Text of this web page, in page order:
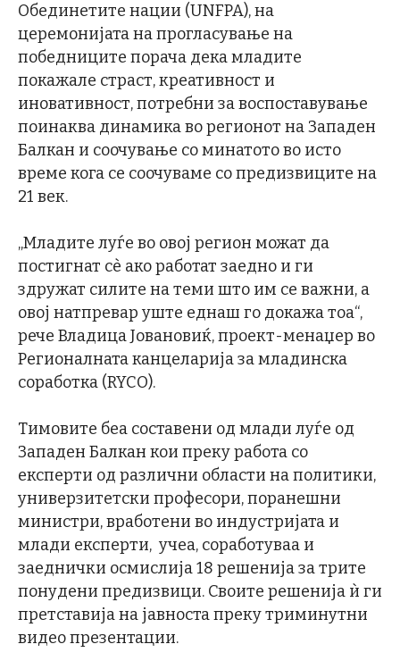
Обединетите нации (UNFPA), на
церемонијата на прогласување на
победниците порача дека младите
покажале страст, креативност и
иновативност, потребни за воспоставување
поинаква динамика во регионот на Западен
Балкан и соочување со минатото во исто
време кога се соочуваме со предизвиците на
21 век.
„Младите луѓе во овој регион можат да
постигнат сè ако работат заедно и ги
здружат силите на теми што им се важни, а
овој натпревар уште еднаш го докажа тоа“,
рече Владица Јовановиќ, проект-менаџер во
Регионалната канцеларија за младинска
соработка (RYCO).
Тимовите беа составени од млади луѓе од
Западен Балкан кои преку работа со
експерти од различни области на политики,
универзитетски професори, поранешни
министри, вработени во индустријата и
млади експерти, учеа, соработуваа и
заеднички осмислија 18 решенија за трите
понудени предизвици. Своите решенија ѝ ги
претставија на јавноста преку триминутни
видео презентации.